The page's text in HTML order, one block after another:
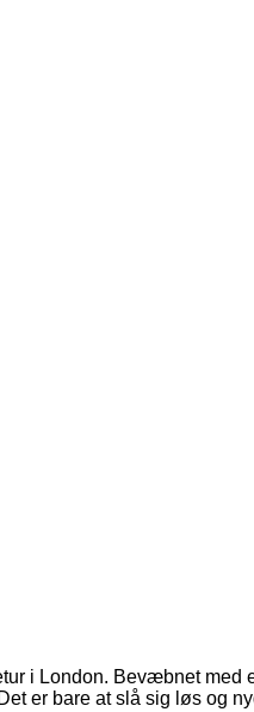
i London. Bevæbnet med
er bare at slå sig løs og